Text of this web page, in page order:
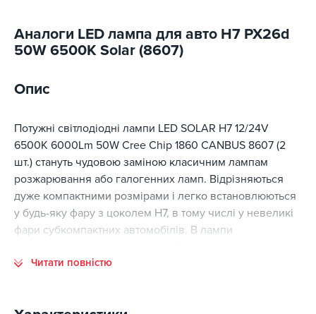
Аналоги LED лампа для авто H7 PX26d
50W 6500K Solar (8607)
Опис
Потужні світлодіодні лампи LED SOLAR H7 12/24V
6500K 6000Lm 50W Cree Chip 1860 CANBUS 8607 (2
шт.) стануть чудовою заміною класичним лампам
розжарювання або галогенних ламп. Відрізняються
дуже компактними розмірами і легко встановлюються
у будь-яку фару з цоколем H7, в тому числі у невеликі
фари субкомпактних автомобілів. В лампи
відрізняються низьким енергоспоживанням,
Читати повністю